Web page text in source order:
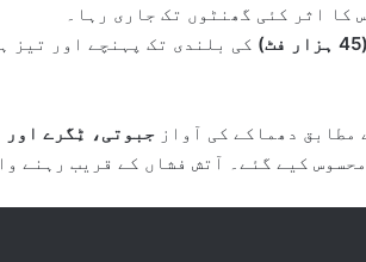
کا اثر کئی گھنٹوں تک جاری رہا۔
کی بلندی تک پہنچے اور تیز
دھماکے کی آواز جبوتی، ٹِگرے اور
کیے گئے۔ آتش فشاں کے قریب رہنے